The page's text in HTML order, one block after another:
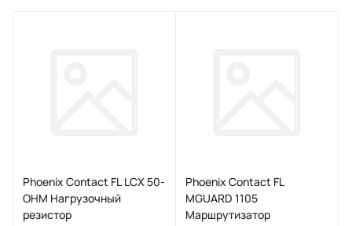
Phoenix Contact FL LCX 50-
OHM Нагрузочный
резистор
Phoenix Contact FL
MGUARD 1105
Маршрутизатор